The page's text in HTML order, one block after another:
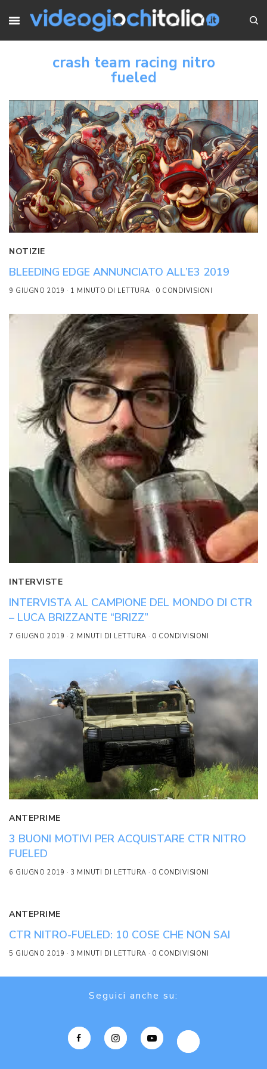
crash team racing nitro
fueled
NOTIZIE
BLEEDING EDGE ANNUNCIATO ALL’E3 2019
9 GIUGNO 2019 1 MINUTO DI LETTURA 0 CONDIVISIONI
INTERVISTE
INTERVISTA AL CAMPIONE DEL MONDO DI CTR
– LUCA BRIZZANTE “BRIZZ”
7 GIUGNO 2019 2 MINUTI DI LETTURA 0 CONDIVISIONI
ANTEPRIME
3 BUONI MOTIVI PER ACQUISTARE CTR NITRO
FUELED
6 GIUGNO 2019 3 MINUTI DI LETTURA 0 CONDIVISIONI
ANTEPRIME
CTR NITRO-FUELED: 10 COSE CHE NON SAI
5 GIUGNO 2019 3 MINUTI DI LETTURA 0 CONDIVISIONI
Seguici anche su: